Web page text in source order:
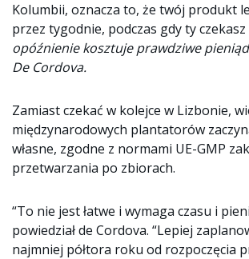
Kolumbii, oznacza to, że twój produkt
przez tygodnie, podczas gdy ty czekasz
opóźnienie kosztuje prawdziwe
De Cordova.
Zamiast czekać w kolejce w Lizbonie,
międzynarodowych plantatorów
własne, zgodne z normami UE-GMP
przetwarzania po zbiorach.
“To nie jest łatwe i wymaga czasu i
powiedział de Cordova. “Lepiej
najmniej półtora roku od rozpoczęcia